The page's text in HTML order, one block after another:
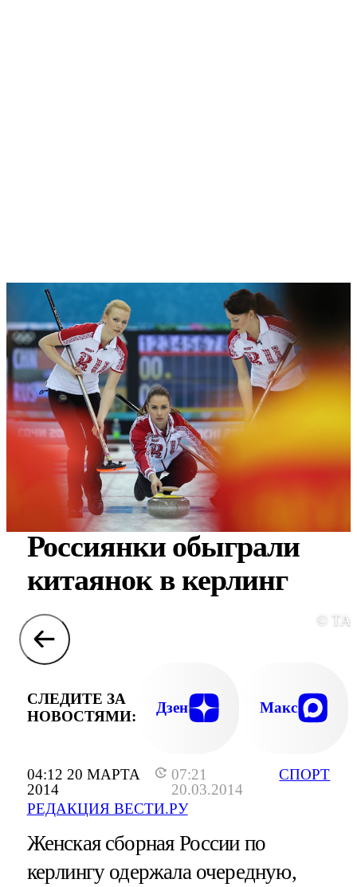
04:12 20 МАРТА
2014
07:21
20.03.2014
РЕДАКЦИЯ ВЕСТИ.РУ
СПОРТ
Россиянки обыграли
китаянок в керлинг
©
СЛЕДИТЕ ЗА
НОВОСТЯМИ:
Дзен Макс
Женская сборная России по
керлингу одержала очередную,